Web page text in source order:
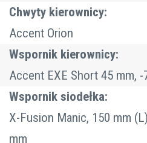
Chwyty kierownicy:
Accent Orion
Wspornik kierownicy:
Accent EXE Short 45 mm,
Wspornik siodełka:
X-Fusion Manic, 150 mm
mm